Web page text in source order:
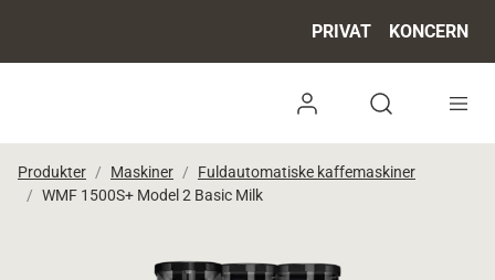
PRIVAT KONCERN
Log ind
Produkter Maskiner
Fuldautomatiske kaffemaskiner
WMF 1500S+ Model 2 Basic Milk